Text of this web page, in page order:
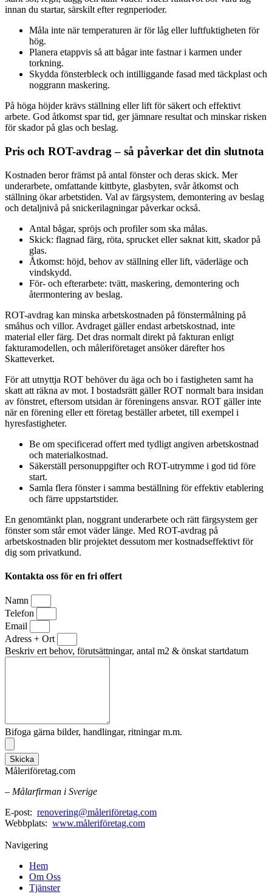
innan du startar, särskilt efter regnperioder.
Måla inte när temperaturen är för låg eller luftfuktigheten för
hög.
Planera etappvis så att bågar inte fastnar i karmen under
torkning.
Skydda fönsterbleck och intilliggande fasad med täckplast och
noggrann maskering.
På höga höjder krävs ställning eller lift för säkert och effektivt
arbete. God åtkomst spar tid, ger jämnare resultat och minskar risken
för skador på glas och beslag.
Pris och ROT-avdrag – så påverkar det din slutnota
Kostnaden beror främst på antal fönster och deras skick. Mer
underarbete, omfattande kittbyte, glasbyten, svår åtkomst och
ställning ökar arbetstiden. Val av färgsystem, demontering av beslag
och detaljnivå på snickerilagningar påverkar också.
Antal bågar, spröjs och profiler som ska målas.
Skick: flagnad färg, röta, sprucket eller saknat kitt, skador på
glas.
Åtkomst: höjd, behov av ställning eller lift, väderläge och
vindskydd.
För- och efterarbete: tvätt, maskering, demontering och
återmontering av beslag.
ROT-avdrag kan minska arbetskostnaden på fönstermålning på
småhus och villor. Avdraget gäller endast arbetskostnad, inte
material eller färg. Det dras normalt direkt på fakturan enligt
fakturamodellen, och måleriföretaget ansöker därefter hos
Skatteverket.
För att utnyttja ROT behöver du äga och bo i fastigheten samt ha
skatt att räkna av mot. I bostadsrätt gäller ROT normalt bara insidan
av fönstret, eftersom utsidan är föreningens ansvar. ROT gäller inte
när en förening eller ett företag beställer arbetet, till exempel i
hyresfastigheter.
Be om specificerad offert med tydligt angiven arbetskostnad
och materialkostnad.
Säkerställ personuppgifter och ROT-utrymme i god tid före
start.
Samla flera fönster i samma beställning för effektiv etablering
och färre uppstartstider.
En genomtänkt plan, noggrant underarbete och rätt färgsystem ger
fönster som står emot väder länge. Med ROT-avdrag på
arbetskostnaden blir projektet dessutom mer kostnadseffektivt för
dig som privatkund.
Kontakta oss för en fri offert
Namn
Telefon
Email
Adress + Ort
Beskriv ert behov, förutsättningar, antal m2 & önskat startdatum
Bifoga gärna bilder, handlingar, ritningar m.m.
Skicka
Måleriföretag.com
– Målarfirman i Sverige
E-post: renovering@måleriföretag.com
Webbplats: www.måleriföretag.com
Navigering
Hem
Om Oss
Tjänster